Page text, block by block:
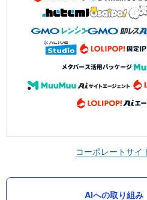
コーポレートサイ
AIへの取り組み